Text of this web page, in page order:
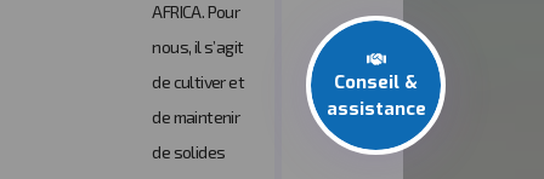
AFRICA. Pour
nous, il s’agit
de cultiver et
de maintenir
de solides
Conseil &
assistance